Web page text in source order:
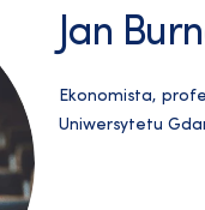
Jan
Ekonomista,
Uniwersytetu